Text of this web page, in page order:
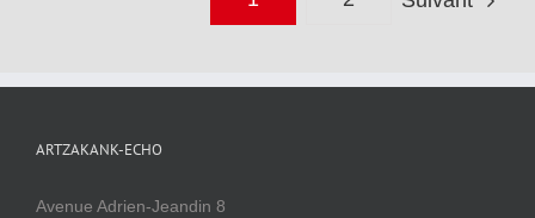
ARTZAKANK-ECHO
Avenue Adrien-Jeandin 8